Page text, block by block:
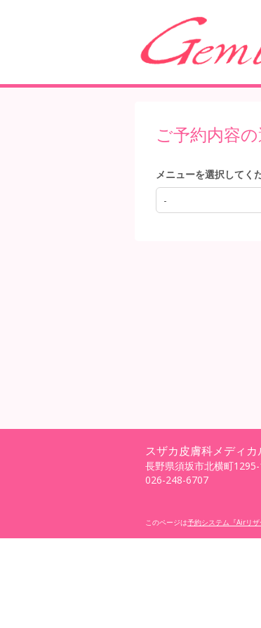
ご予約内容
メニューを選択してく
-
スザカ皮膚科メディ
長野県須坂市北横町
026-248-6707
このページは予約システム『Airリザ